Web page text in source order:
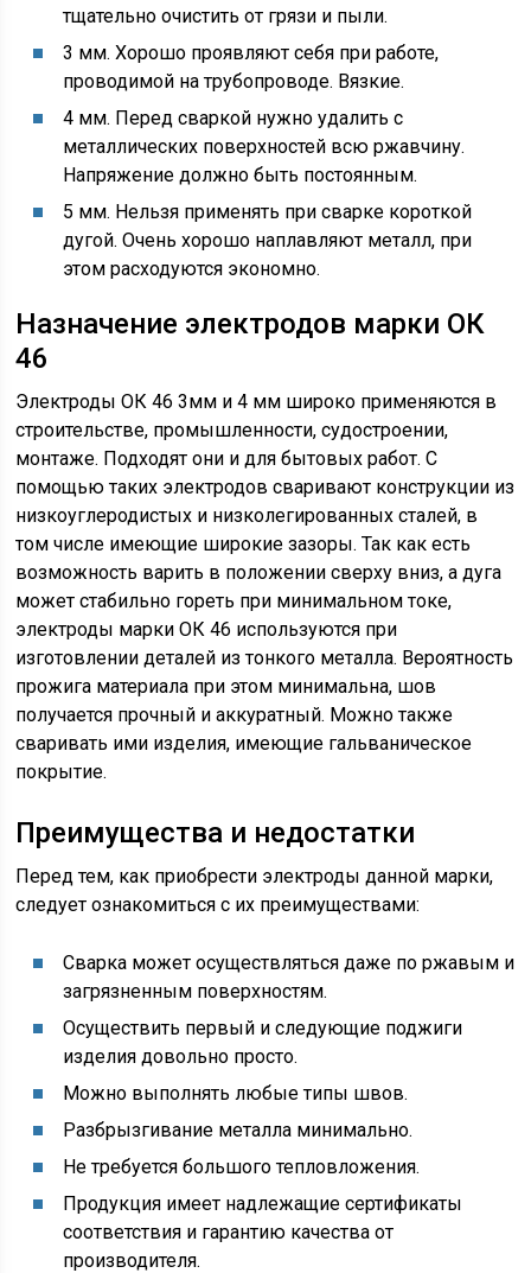
тщательно очистить от грязи и пыли.
3 мм. Хорошо проявляют себя при работе,
проводимой на трубопроводе. Вязкие.
4 мм. Перед сваркой нужно удалить с
металлических поверхностей всю ржавчину.
Напряжение должно быть постоянным.
5 мм. Нельзя применять при сварке короткой
дугой. Очень хорошо наплавляют металл, при
этом расходуются экономно.
Назначение электродов марки ОК
46
Электроды ОК 46 3мм и 4 мм широко применяются в
строительстве, промышленности, судостроении,
монтаже. Подходят они и для бытовых работ. С
помощью таких электродов сваривают конструкции из
низкоуглеродистых и низколегированных сталей, в
том числе имеющие широкие зазоры. Так как есть
возможность варить в положении сверху вниз, а дуга
может стабильно гореть при минимальном токе,
электроды марки ОК 46 используются при
изготовлении деталей из тонкого металла. Вероятность
прожига материала при этом минимальна, шов
получается прочный и аккуратный. Можно также
сваривать ими изделия, имеющие гальваническое
покрытие.
Преимущества и недостатки
Перед тем, как приобрести электроды данной марки,
следует ознакомиться с их преимуществами:
Сварка может осуществляться даже по ржавым и
загрязненным поверхностям.
Осуществить первый и следующие поджиги
изделия довольно просто.
Можно выполнять любые типы швов.
Разбрызгивание металла минимально.
Не требуется большого тепловложения.
Продукция имеет надлежащие сертификаты
соответствия и гарантию качества от
производителя.